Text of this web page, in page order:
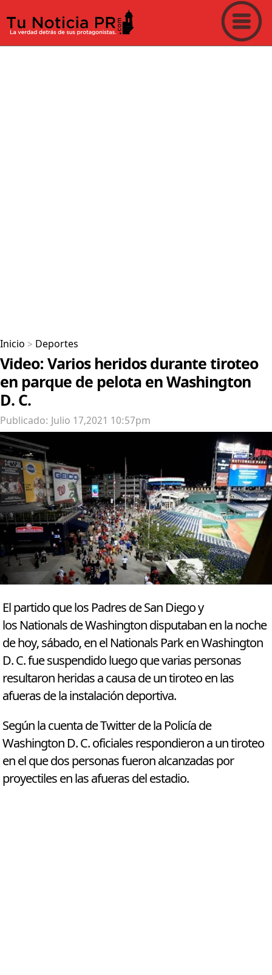
Inicio > Deportes
Video: Varios heridos durante tiroteo
en parque de pelota en Washington
D. C.
Publicado: Julio 17,2021 10:57pm
El partido que los Padres de San Diego y
los Nationals de Washington disputaban en la noche
de hoy, sábado, en el Nationals Park en Washington
D. C. fue suspendido luego que varias personas
resultaron heridas a causa de un tiroteo en las
afueras de la instalación deportiva.
Según la cuenta de Twitter de la Policía de
Washington D. C. oficiales respondieron a un tiroteo
en el que dos personas fueron alcanzadas por
proyectiles en las afueras del estadio.